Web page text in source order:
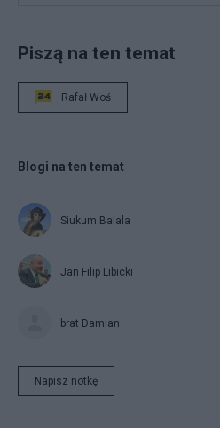
Piszą na ten temat
Rafał Woś
Blogi na ten temat
Siukum Balala
Jan Filip Libicki
brat Damian
Napisz notkę